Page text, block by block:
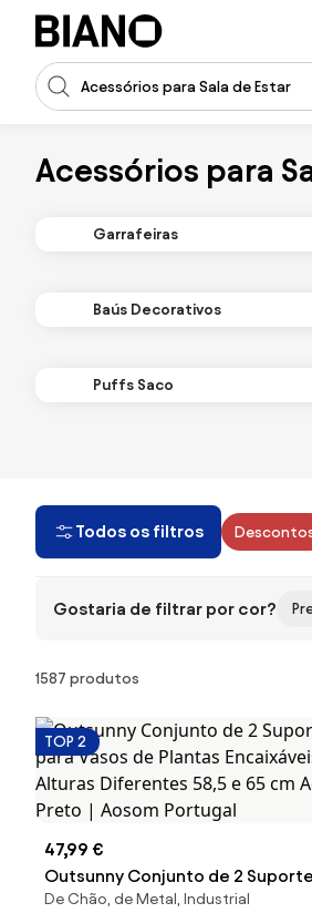
Saltar para o conteúdo
Entrada de pesquisa
Acessórios para
Garrafeiras
Baús Decorativos
Puffs Saco
Todos os filtros
Gostaria de filtrar por cor?
Produtos
1587 produtos
TOP 2
47,99 €
Outsunny Conjunto de 2
Vasos de Plantas Encaixáveis 2
De Chão, de Metal, Industrial